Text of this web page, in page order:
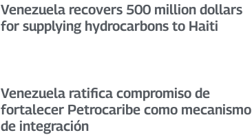
Venezuela recovers 500 million dollars
for supplying hydrocarbons to Haiti
Venezuela ratifica compromiso de
fortalecer Petrocaribe como mecanismo
de integración